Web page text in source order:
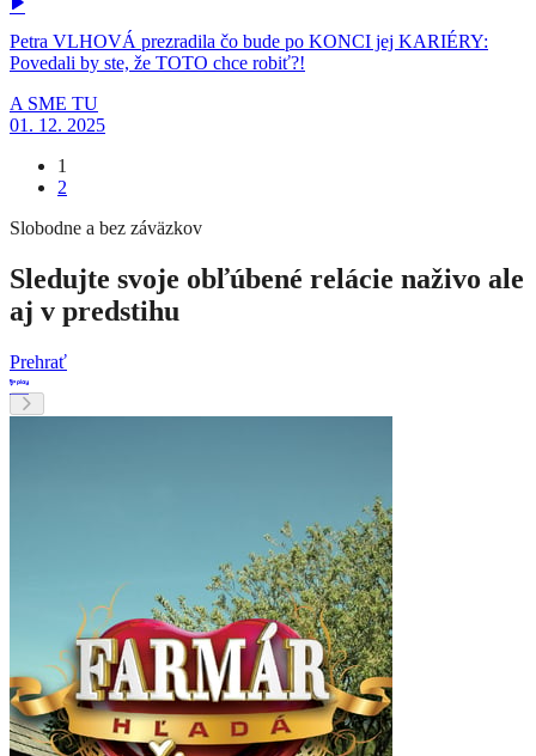
Petra VLHOVÁ prezradila čo bude po KONCI jej KARIÉRY:
Povedali by ste, že TOTO chce robiť?!
A SME TU
01. 12. 2025
1
2
Slobodne a bez záväzkov
Sledujte svoje obľúbené relácie naživo ale
aj v predstihu
Prehrať